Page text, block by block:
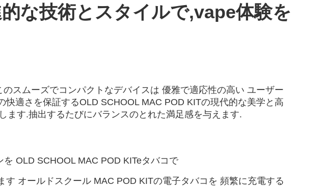
な技術とスタイルで,vape体験を
のスムーズでコンパクトなデバイスは 優雅で適応性の高い ユーザー
適さを保証するOLD SCHOOL MAC POD KITの現代的な美学と高
ます.抽出するたびにバランスのとれた満足感を与えます.
OLD SCHOOL MAC POD KITeタバコで
オールドスクール MAC POD KITの電子タバコを 頻繁に充電する